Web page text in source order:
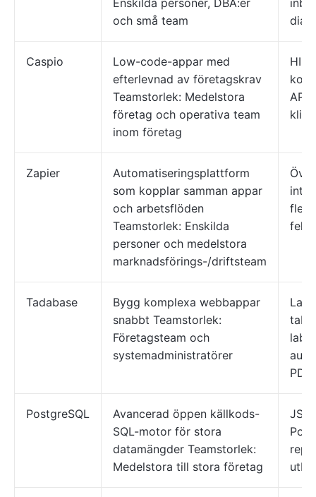
Enskilda personer, DBA:er
och små team
Caspio
Low-code-appar med
efterlevnad av företagskrav
Teamstorlek: Medelstora
företag och operativa team
inom företag
Zapier
Automatiseringsplattform
som kopplar samman appar
och arbetsflöden
Teamstorlek: Enskilda
personer och medelstora
marknadsförings-/driftsteam
Tadabase
Bygg komplexa webbappar
snabbt Teamstorlek:
Företagsteam och
systemadministratörer
PostgreSQL
Avancerad öppen källkods-
SQL-motor för stora
datamängder Teamstorlek:
Medelstora till stora företag